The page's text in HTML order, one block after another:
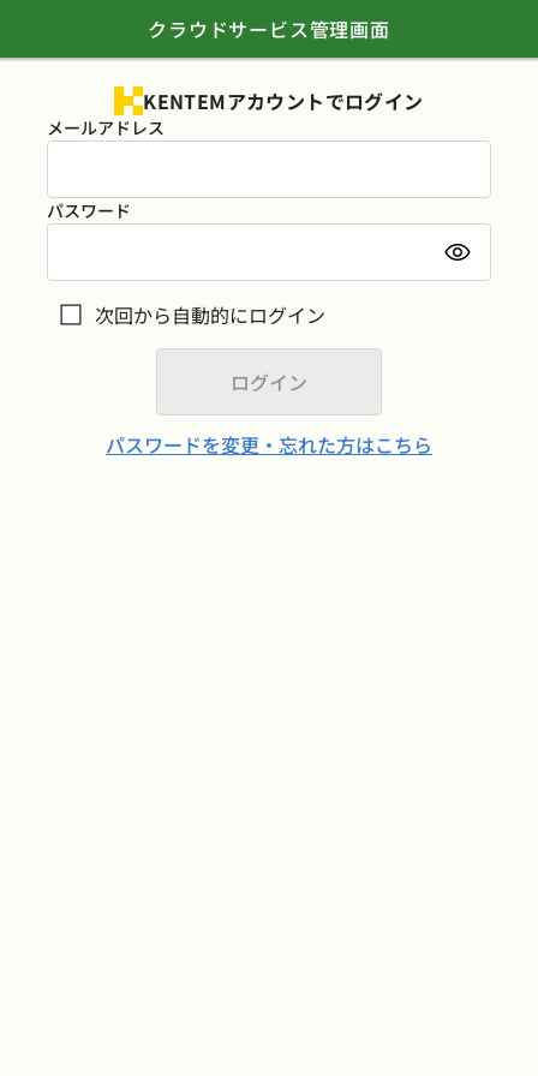
クラウドサービス管理画面
KENTEMアカウントでログイン
メールアドレス
パスワード
次回から自動的にログイン
パスワードを変更・忘れた方はこちら